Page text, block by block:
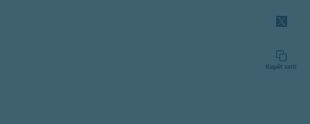
Kopēt saiti